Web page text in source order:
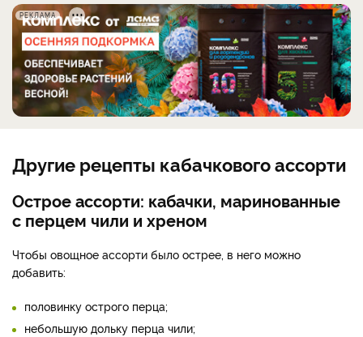
РЕКЛАМА
Другие рецепты кабачкового ассорти
Острое ассорти: кабачки, маринованные
с перцем чили и хреном
Чтобы овощное ассорти было острее, в него можно
добавить:
половинку острого перца;
небольшую дольку перца чили;